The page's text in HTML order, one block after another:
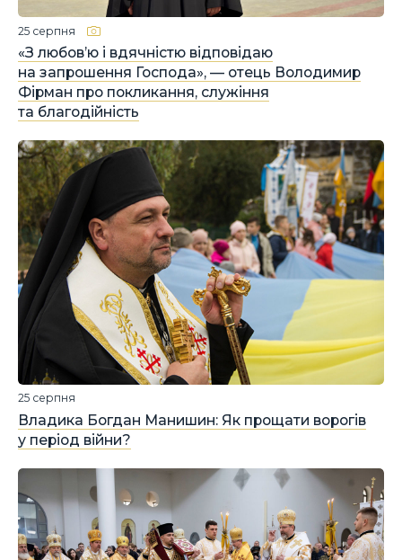
«З любовʼю і вдячністю відповідаю
на запрошення Господа», — отець Володимир
Фірман про покликання, служіння
та благодійність
25 серпня
Владика Богдан Манишин: Як прощати ворогів
у період війни?
25 серпня